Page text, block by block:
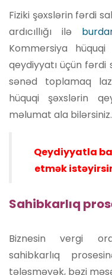
Fiziki şəxslərin fərdi
ardıcıllığı ilə
Kommersiya
qeydiyyatı üçün fərdi
sənəd toplamaq
hüquqi şəxslərin
məlumat ala
Qeydiyyatla
etmək
Sahibkarlıq
Biznesin vergi
sahibkarlıq
tələsməyək, bəzi